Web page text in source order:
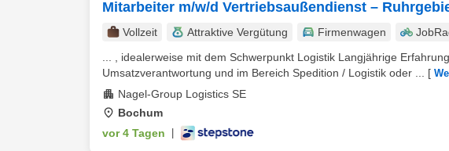
Mitarbeiter m/w/d Vertriebsaußendienst –
Vollzeit Attraktive Vergütung Firmenwagen
... , idealerweise mit dem Schwerpunkt Logistik Langjährige
Umsatzverantwortung und im Bereich Spedition / Logistik oder ...
[
Nagel-Group Logistics SE
Bochum
vor 4 Tagen